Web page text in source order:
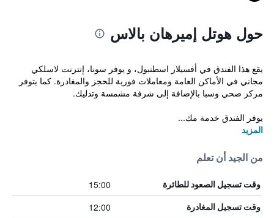
حول هوتل إميرهان بالاس
يقع هذا الفندق في أفسيلار اسطنبول، و يوفر سونا، إنترنت لاسلكي
مجاني في الأماكن العامة ومعاملات فورية للحجز والمغادرة. كما يتوفر
مركز صحي وسبا بالإضافة إلى شرفة مشمسة وتدليك.
يوفر الفندق خدمة مك...
المزيد
من الجيد أن تعلم
وقت تسجيل الصعود للطائرة 15:00
وقت تسجيل المغادرة 12:00